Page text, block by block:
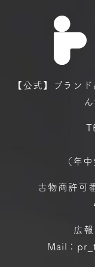
【公式】ブラン
（年
古物商許
広
Mail：